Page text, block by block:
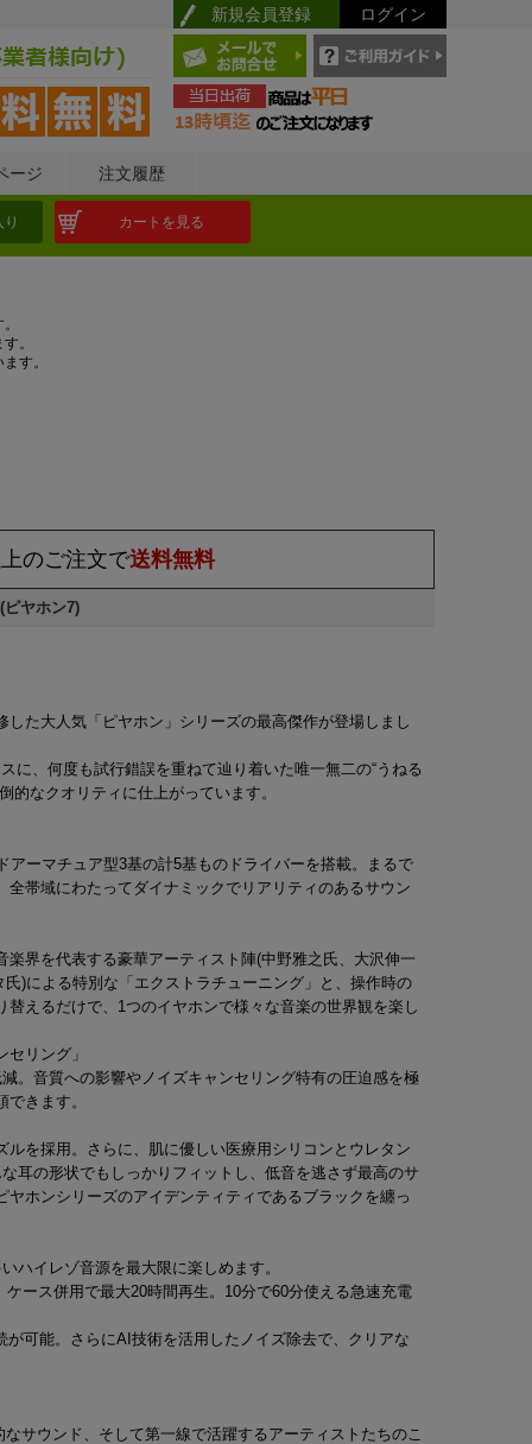
新規会員登録 ログイン
ージ 注文履歴
カートを見る
。
す。
のご注文で送料無料
ヤホン7)
た大人気「ピヤホン」シリーズの最高傑作が登場しまし
に、何度も試行錯誤を重ねて辿り着いた唯一無二の“うねる
的なクオリティに仕上がっています。
ーマチュア型3基の計5基ものドライバーを搭載。まるで
帯域にわたってダイナミックでリアリティのあるサウン
界を代表する豪華アーティスト陣(中野雅之氏、大沢伸一
)による特別な「エクストラチューニング」と、操作時の
えるだけで、1つのイヤホンで様々な音楽の世界観を楽し
リング」
。音質への影響やノイズキャンセリング特有の圧迫感を極
きます。
を採用。さらに、肌に優しい医療用シリコンとウレタン
耳の形状でもしっかりフィットし、低音を逃さず最高のサ
ホンシリーズのアイデンティティであるブラックを纏っ
ハイレゾ音源を最大限に楽しめます。
ース併用で最大20時間再生。10分で60分使える急速充電
可能。さらにAI技術を活用したノイズ除去で、クリアな
サウンド、そして第一線で活躍するアーティストたちのこ